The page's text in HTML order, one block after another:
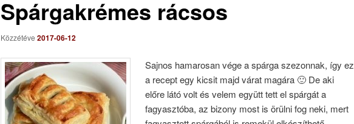
Spárgakrémes rácsos
Közzétéve 2017-06-12
Sajnos hamarosan vége a spárga szezonnak, így ez
a recept egy kicsit majd várat magára 🙂 De aki
előre látó volt és velem együtt tett el spárgát a
fagyasztóba, az bizony most is örülni fog neki, mert